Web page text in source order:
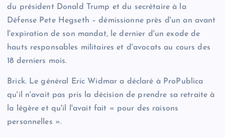
du président Donald Trump et du secrétaire à la
Défense Pete Hegseth – démissionne près d'un an avant
l'expiration de son mandat, le dernier d'un exode de
hauts responsables militaires et d'avocats au cours des
18 derniers mois.
Brick. Le général Eric Widmar a déclaré à ProPublica
qu'il n'avait pas pris la décision de prendre sa retraite à
la légère et qu'il l'avait fait « pour des raisons
personnelles ».